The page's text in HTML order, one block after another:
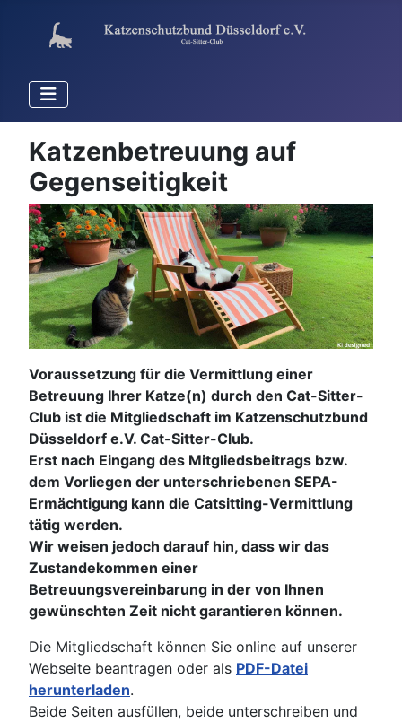
Katzenbetreuung auf
Gegenseitigkeit
Voraussetzung für die Vermittlung einer
Betreuung Ihrer Katze(n) durch den Cat-Sitter-
Club ist die Mitgliedschaft im Katzenschutzbund
Düsseldorf e.V. Cat-Sitter-Club.
Erst nach Eingang des Mitgliedsbeitrags bzw.
dem Vorliegen der unterschriebenen SEPA-
Ermächtigung kann die Catsitting-Vermittlung
tätig werden.
Wir weisen jedoch darauf hin, dass wir das
Zustandekommen einer
Betreuungsvereinbarung in der von Ihnen
gewünschten Zeit nicht garantieren können.
Die Mitgliedschaft können Sie online auf unserer
Webseite beantragen oder als PDF-Datei
herunterladen.
Beide Seiten ausfüllen, beide unterschreiben und